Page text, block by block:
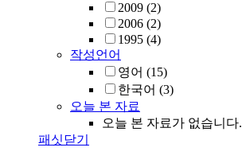
2009 (2)
2006 (2)
1995 (4)
작성언어
영어 (15)
한국어 (3)
오늘 본 자료
오늘 본 자료가 없습니다.
패싯닫기